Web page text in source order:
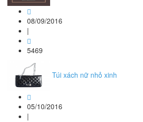
08/09/2016
|
5469
Túi xách nữ nhỏ xinh
05/10/2016
|